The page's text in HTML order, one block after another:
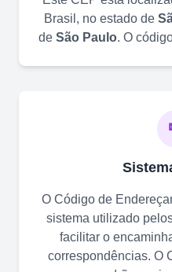
Brasil, no estado de
de São Paulo. O
O Código de
sistema utilizado
facilitar o
correspondências. O